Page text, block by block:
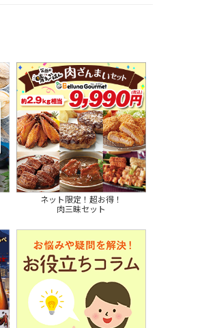
ネット限定！超お得！
肉三昧セット